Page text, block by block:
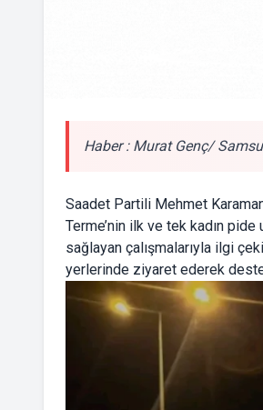
Haber : Murat Genç/
Saadet Partili Mehmet
Terme’nin ilk ve tek kadın
sağlayan çalışmalarıyla ilgi
yerlerinde ziyaret ederek